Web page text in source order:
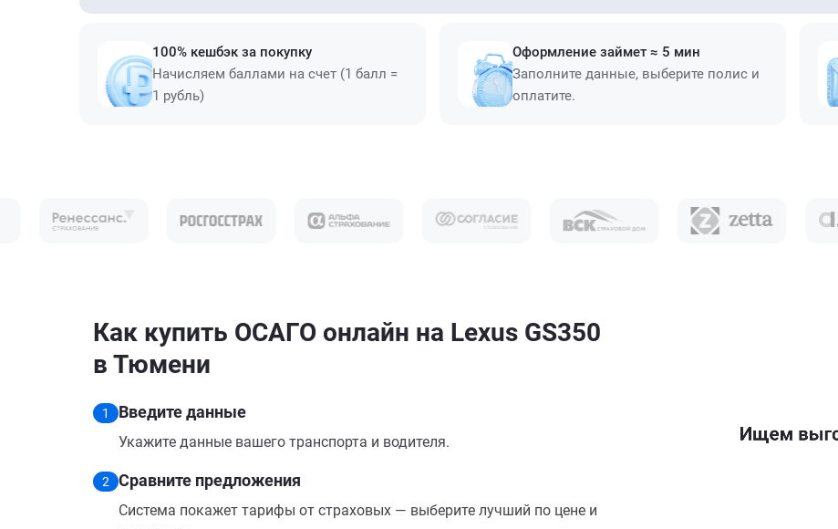
100% кешбэк за покупку
Начисляем баллами на счет (1 балл =
1 рубль)
Оформление займет ≈ 5 мин
Заполните данные, выберите полис и
оплатите.
Как купить ОСАГО онлайн на Lexus GS350
в Тюмени
1 Введите данные
Укажите данные вашего транспорта и водителя.
2 Сравните предложения
Система покажет тарифы от страховых — выберите лучший по цене и